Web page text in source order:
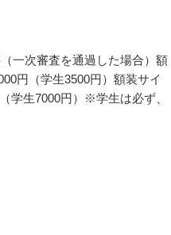
一次審査を通過した場合）額
円（学生3500円）額装サイ
学生7000円）※学生は必ず、